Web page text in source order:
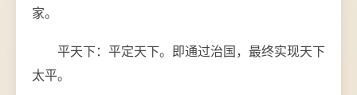
家。
平天下：平定天下。即通过治国，最终实现天下
太平。